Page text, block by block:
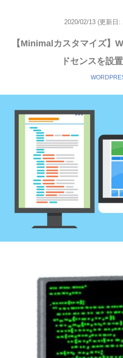
2020/02/13 (更新日:
【Minimalカスタマイズ】
ドセンスを設